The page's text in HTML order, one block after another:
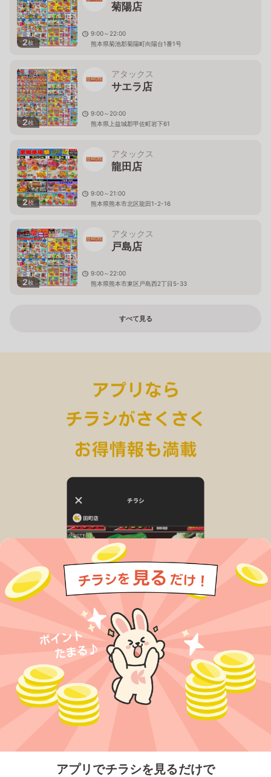
アプリでチラシを見るだけで
2枚
菊陽店
9:00～22:00
熊本県菊池郡菊陽町向陽台1番1号
2枚
アタックス
サエラ店
9:00～20:00
熊本県上益城郡甲佐町岩下61
2枚
アタックス
龍田店
9:00～21:00
熊本県熊本市北区龍田1-2-16
2枚
アタックス
戸島店
9:00～22:00
熊本県熊本市東区戸島西2丁目5-33
すべて見る